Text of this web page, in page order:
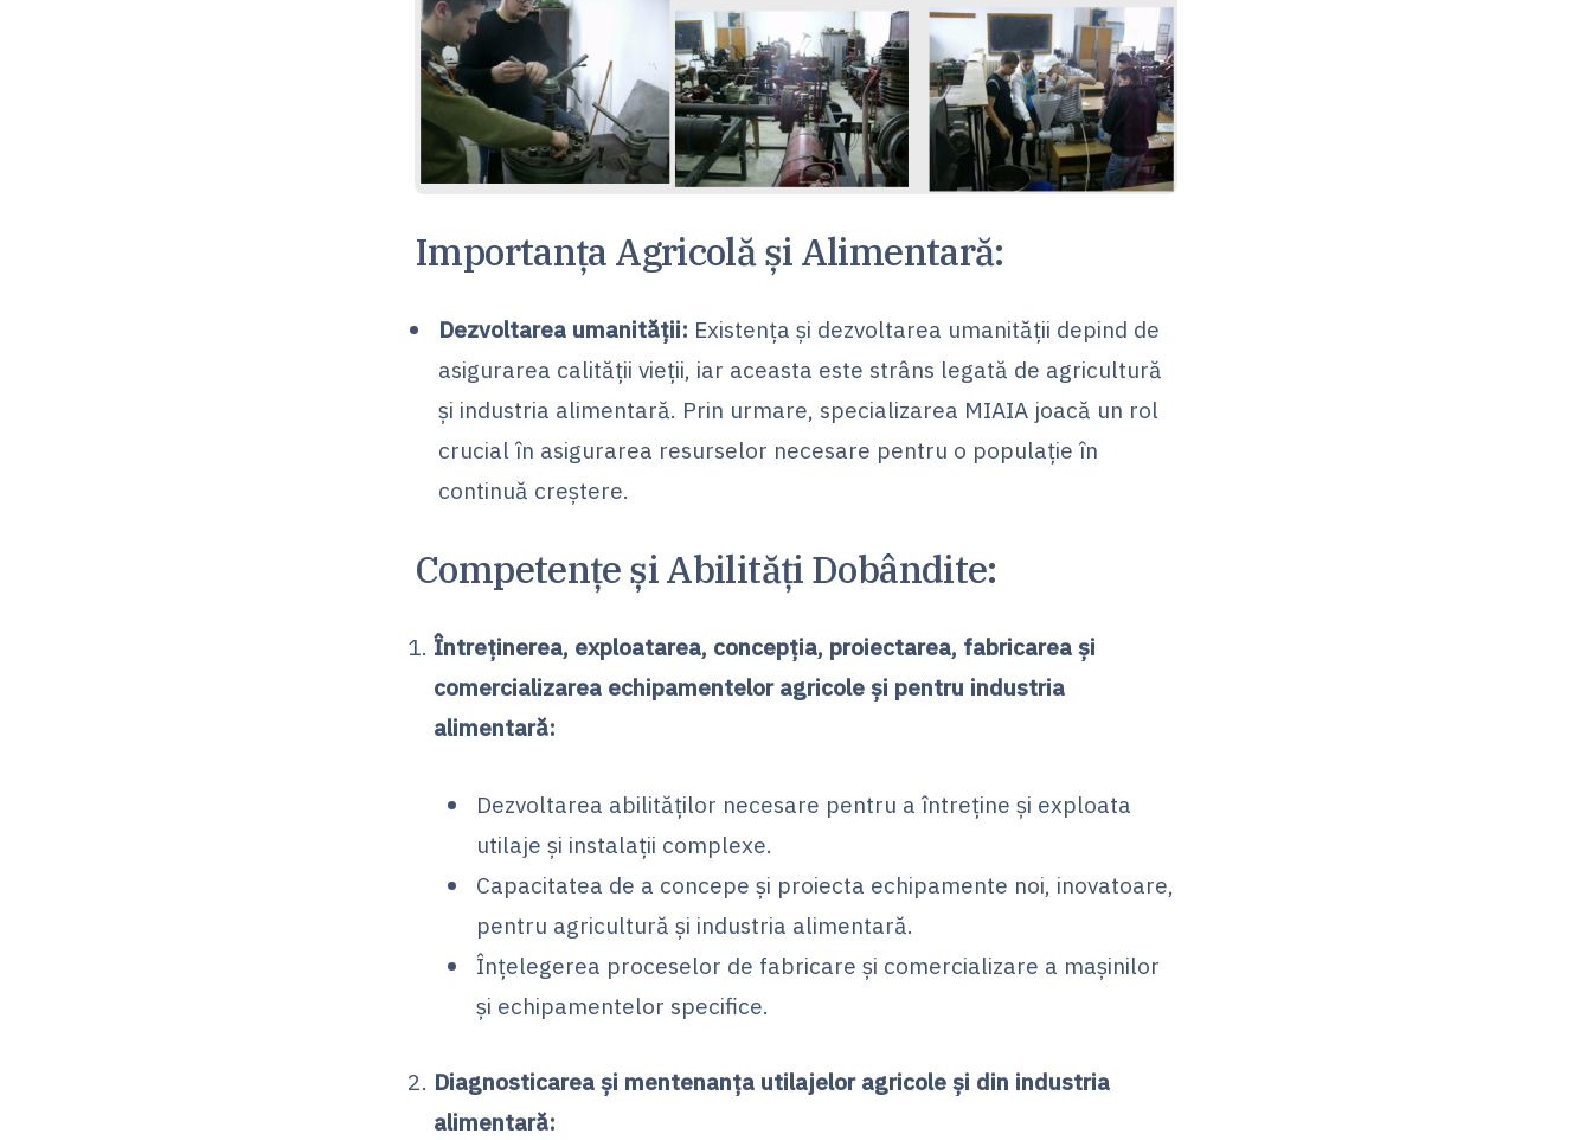
Importanța Agricolă și Alimentară:
Dezvoltarea umanității: Existența și dezvoltarea umanității depind de
asigurarea calității vieții, iar aceasta este strâns legată de agricultură
și industria alimentară. Prin urmare, specializarea MIAIA joacă un rol
crucial în asigurarea resurselor necesare pentru o populație în
continuă creștere.
Competențe și Abilități Dobândite:
Întreținerea, exploatarea, concepția, proiectarea, fabricarea și
comercializarea echipamentelor agricole și pentru industria
alimentară:
Dezvoltarea abilităților necesare pentru a întreține și exploata
utilaje și instalații complexe.
Capacitatea de a concepe și proiecta echipamente noi, inovatoare,
pentru agricultură și industria alimentară.
Înțelegerea proceselor de fabricare și comercializare a mașinilor
și echipamentelor specifice.
Diagnosticarea și mentenanța utilajelor agricole și din industria
alimentară: